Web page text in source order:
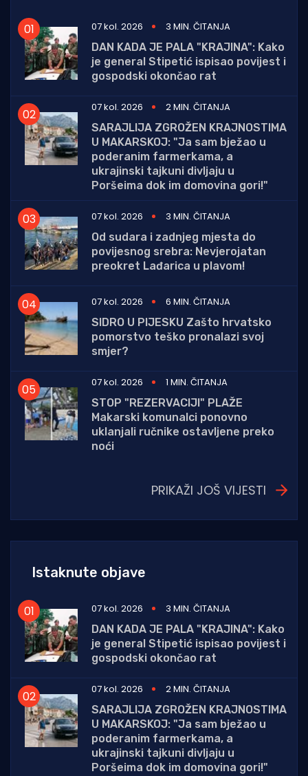
07 kol. 2026
3 MIN. ČITANJA
DAN KADA JE PALA "KRAJINA": Kako
je general Stipetić ispisao povijest i
gospodski okončao rat
07 kol. 2026
2 MIN. ČITANJA
SARAJLIJA ZGROŽEN KRAJNOSTIMA
U MAKARSKOJ: "Ja sam bježao u
poderanim farmerkama, a
ukrajinski tajkuni divljaju u
Poršeima dok im domovina gori!"
07 kol. 2026
3 MIN. ČITANJA
Od sudara i zadnjeg mjesta do
povijesnog srebra: Nevjerojatan
preokret Lađarica u plavom!
07 kol. 2026
6 MIN. ČITANJA
SIDRO U PIJESKU Zašto hrvatsko
pomorstvo teško pronalazi svoj
smjer?
07 kol. 2026
1 MIN. ČITANJA
STOP "REZERVACIJI" PLAŽE
Makarski komunalci ponovno
uklanjali ručnike ostavljene preko
noći
PRIKAŽI JOŠ VIJESTI
Istaknute objave
07 kol. 2026
3 MIN. ČITANJA
DAN KADA JE PALA "KRAJINA": Kako
je general Stipetić ispisao povijest i
gospodski okončao rat
07 kol. 2026
2 MIN. ČITANJA
SARAJLIJA ZGROŽEN KRAJNOSTIMA
U MAKARSKOJ: "Ja sam bježao u
poderanim farmerkama, a
ukrajinski tajkuni divljaju u
Poršeima dok im domovina gori!"